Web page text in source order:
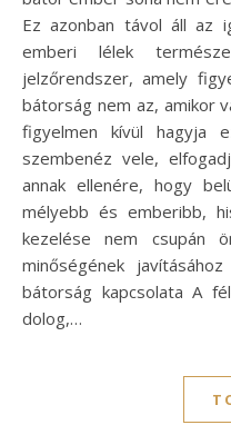
Ez azonban távol áll az
emberi lélek
jelzőrendszer, amely
bátorság nem az, amikor
figyelmen kívül hagyja
szembenéz vele,
annak ellenére, hogy
mélyebb és emberibb,
kezelése nem csupán
minőségének
bátorság kapcsolata A
dolog,…